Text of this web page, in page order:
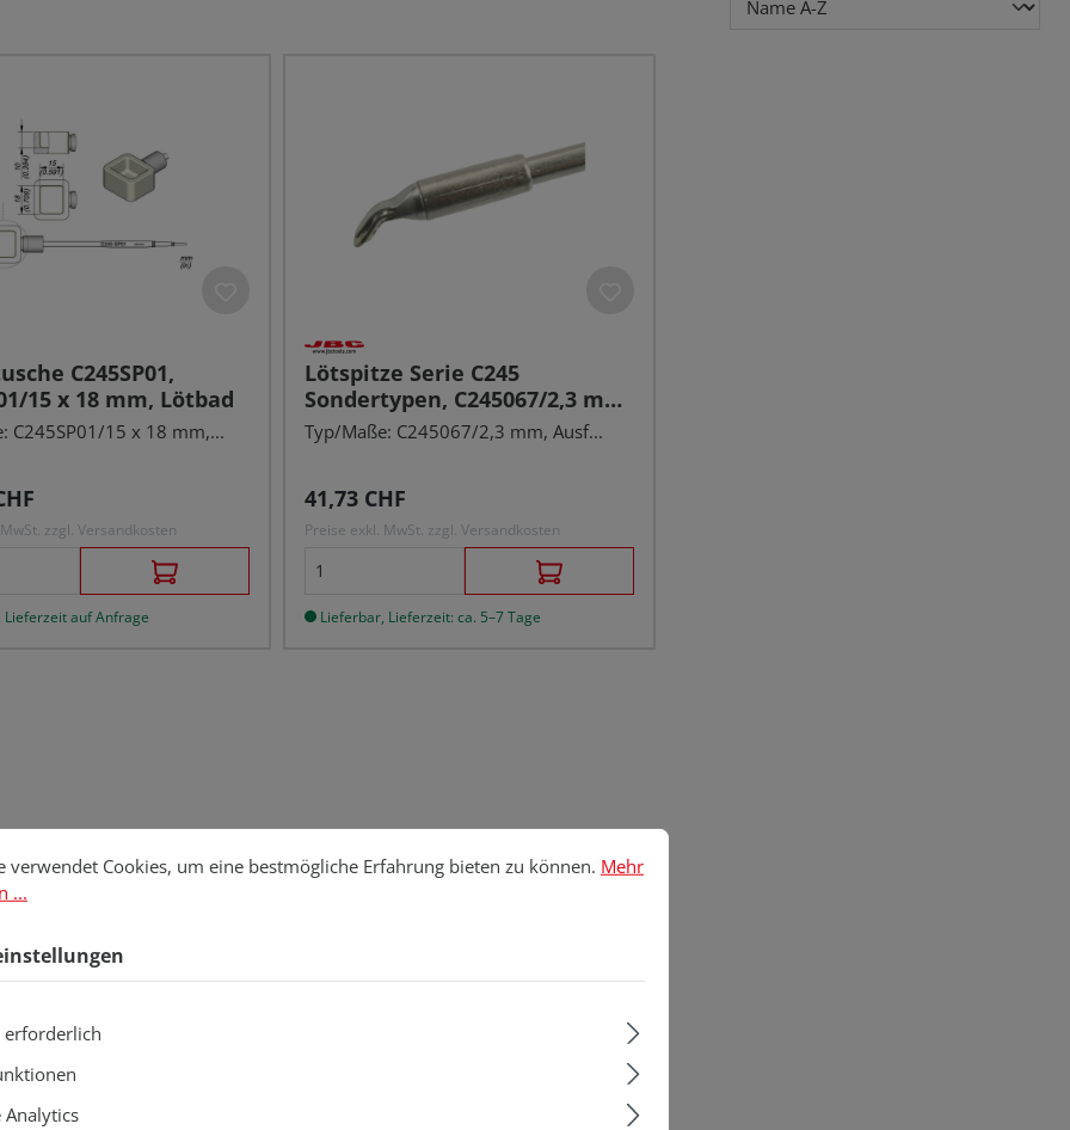
C245SP01,
15 x 18 mm, Lötbad
C245SP01/15 x 18 mm,...
Preis:
zzgl. Versandkosten
auf Anfrage
Lötspitze Serie C245
Sondertypen, C245067/2,3 mm,
Hohlkehle, gebogen
Typ/Maße: C245067/2,3 mm, Ausf...
Regulärer Preis:
41,73 CHF
Preise exkl. MwSt. zzgl. Versandkosten
Lieferbar, Lieferzeit: ca. 5–7 Tage
Cookies, um eine bestmögliche Erfahrung bieten zu können.
Mehr Informationen ...
verwendet Cookies, um eine bestmögliche Erfahrung bieten zu können. Mehr
...
erforderlich
Analytics